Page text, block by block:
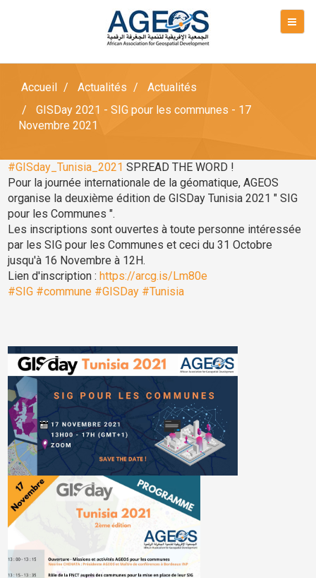
Accueil Actualités
Actualités
GISDay 2021 - SIG pour les communes - 17
Novembre 2021
#GISday_Tunisia_2021 SPREAD THE WORD !
Pour la journée internationale de la géomatique, AGEOS
organise la deuxième édition de GISDay Tunisia 2021 " SIG
pour les Communes ".
Les inscriptions sont ouvertes à toute personne intéressée
par les SIG pour les Communes et ceci du 31 Octobre
jusqu'à 16 Novembre à 12H.
Lien d'inscription :https://arcg.is/Lm80e
#SIG #commune #GISDay #Tunisia